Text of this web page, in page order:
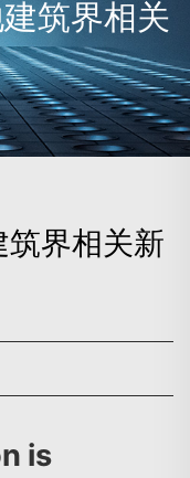
建筑界相关
筑界相关新
is